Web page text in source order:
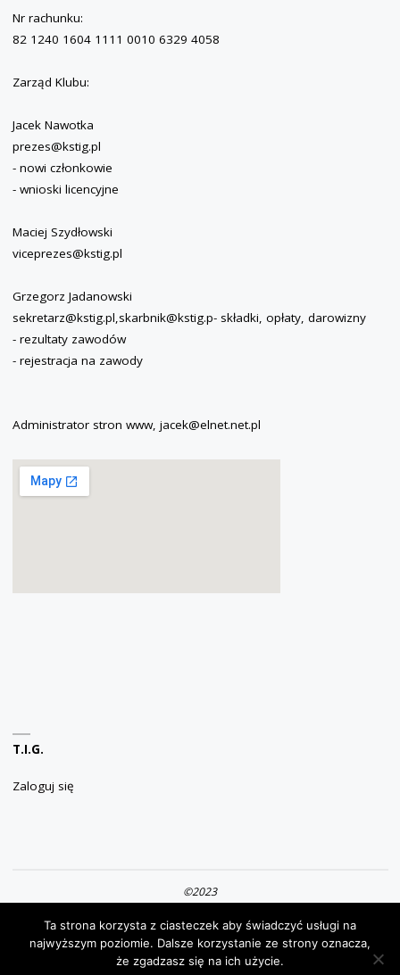
Nr rachunku:
82 1240 1604 1111 0010 6329 4058
Zarząd Klubu:
Jacek Nawotka
prezes@kstig.pl
- nowi członkowie
- wnioski licencyjne
Maciej Szydłowski
viceprezes@kstig.pl
Grzegorz Jadanowski
sekretarz@kstig.pl,skarbnik@kstig.p- składki, opłaty, darowizny
- rezultaty zawodów
- rejestracja na zawody
Administrator stron www, jacek@elnet.net.pl
T.I.G.
Zaloguj się
©2023
OPARTE NASEPTERA&WORDPRESS.
Ta strona korzysta z ciasteczek aby świadczyć usługi na
najwyższym poziomie. Dalsze korzystanie ze strony oznacza,
że zgadzasz się na ich użycie.